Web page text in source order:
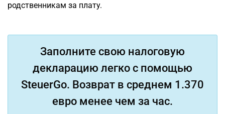
родственникам за плату.
Заполните свою налоговую
декларацию легко с помощью
SteuerGo. Возврат в среднем 1.370
евро менее чем за час.